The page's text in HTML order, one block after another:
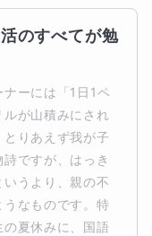
のすべてが勉
ーには「1日1ペ
が山積みにされ
りあえず我が子
ですが、はっき
うより、親の不
なものです。特
夏休みに、国語